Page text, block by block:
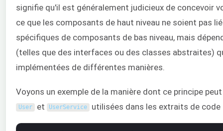
signifie qu'il est généralement judicieux de concevoir
ce que les composants de haut niveau ne soient pas
spécifiques de composants de bas niveau, mais
(telles que des interfaces ou des classes abstraites)
implémentées de différentes manières.
Voyons un exemple de la manière dont ce principe
User et UserService utilisées dans les extraits de code